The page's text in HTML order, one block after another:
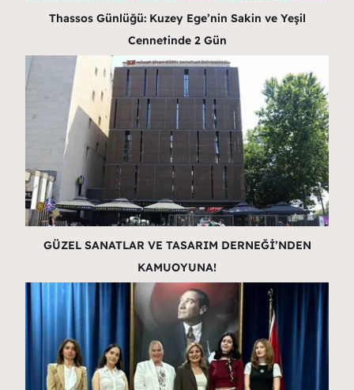
Thassos Günlüğü: Kuzey Ege’nin Sakin ve Yeşil
Cennetinde 2 Gün
GÜZEL SANATLAR VE TASARIM DERNEĞİ’NDEN
KAMUOYUNA!